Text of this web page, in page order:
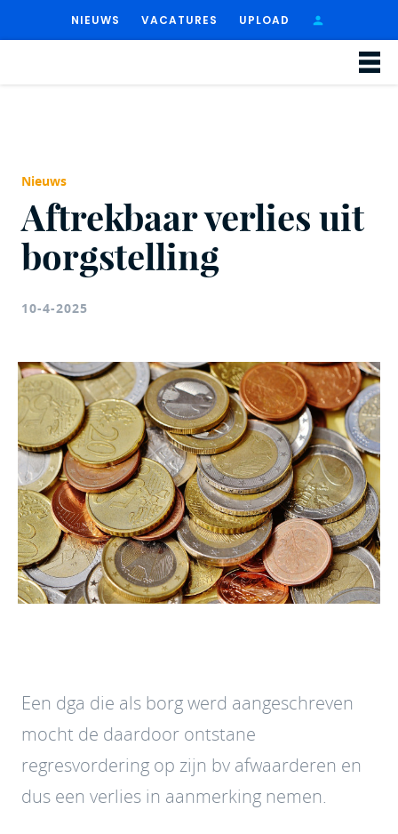
NIEUWS VACATURES UPLOAD
Nieuws
Aftrekbaar verlies uit
borgstelling
10-4-2025
Een dga die als borg werd aangeschreven
mocht de daardoor ontstane
regresvordering op zijn bv afwaarderen en
dus een verlies in aanmerking nemen.